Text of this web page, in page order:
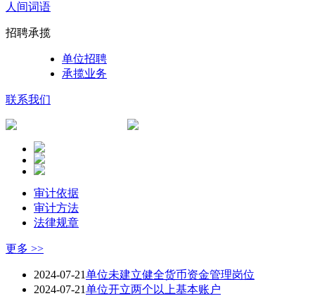
人间词语
招聘承揽
单位招聘
承揽业务
联系我们
审计依据
审计方法
法律规章
更多 >>
2024-07-21单位未建立健全货币资金管理岗位
2024-07-21单位开立两个以上基本账户